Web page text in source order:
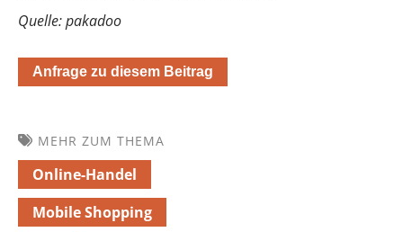
Quelle: pakadoo
Anfrage zu diesem Beitrag
MEHR ZUM THEMA
Online-Handel
Mobile Shopping